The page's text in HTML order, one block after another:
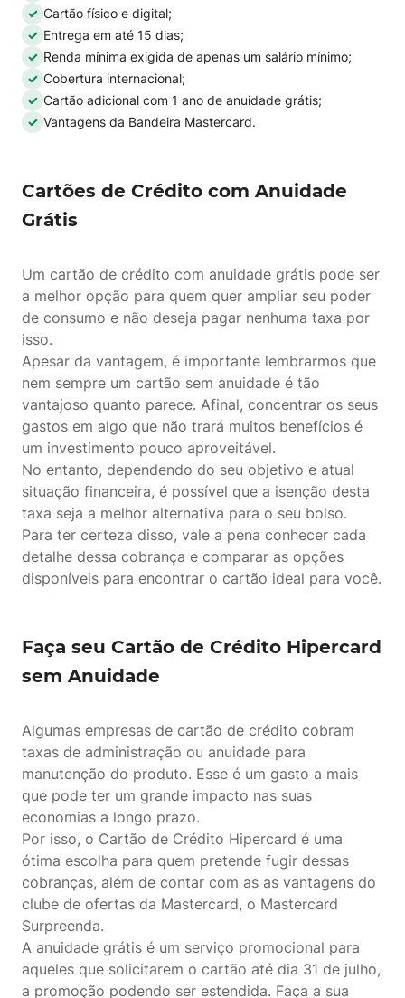
Cartão físico e digital;
Entrega em até 15 dias;
Renda mínima exigida de apenas um salário mínimo;
Cobertura internacional;
Cartão adicional com 1 ano de anuidade grátis;
Vantagens da Bandeira Mastercard.
Cartões de Crédito com Anuidade
Grátis
Um cartão de crédito com anuidade grátis pode ser
a melhor opção para quem quer ampliar seu poder
de consumo e não deseja pagar nenhuma taxa por
isso.
Apesar da vantagem, é importante lembrarmos que
nem sempre um cartão sem anuidade é tão
vantajoso quanto parece. Afinal, concentrar os seus
gastos em algo que não trará muitos benefícios é
um investimento pouco aproveitável.
No entanto, dependendo do seu objetivo e atual
situação financeira, é possível que a isenção desta
taxa seja a melhor alternativa para o seu bolso.
Para ter certeza disso, vale a pena conhecer cada
detalhe dessa cobrança e comparar as opções
disponíveis para encontrar o cartão ideal para você.
Faça seu Cartão de Crédito Hipercard
sem Anuidade
Algumas empresas de cartão de crédito cobram
taxas de administração ou anuidade para
manutenção do produto. Esse é um gasto a mais
que pode ter um grande impacto nas suas
economias a longo prazo.
Por isso, o Cartão de Crédito Hipercard é uma
ótima escolha para quem pretende fugir dessas
cobranças, além de contar com as as vantagens do
clube de ofertas da Mastercard, o Mastercard
Surpreenda.
A anuidade grátis é um serviço promocional para
aqueles que solicitarem o cartão até dia 31 de julho,
a promoção podendo ser estendida. Faça a sua